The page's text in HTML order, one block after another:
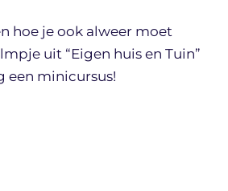
hoe je ook alweer moet
uit “Eigen huis en Tuin”
een minicursus!